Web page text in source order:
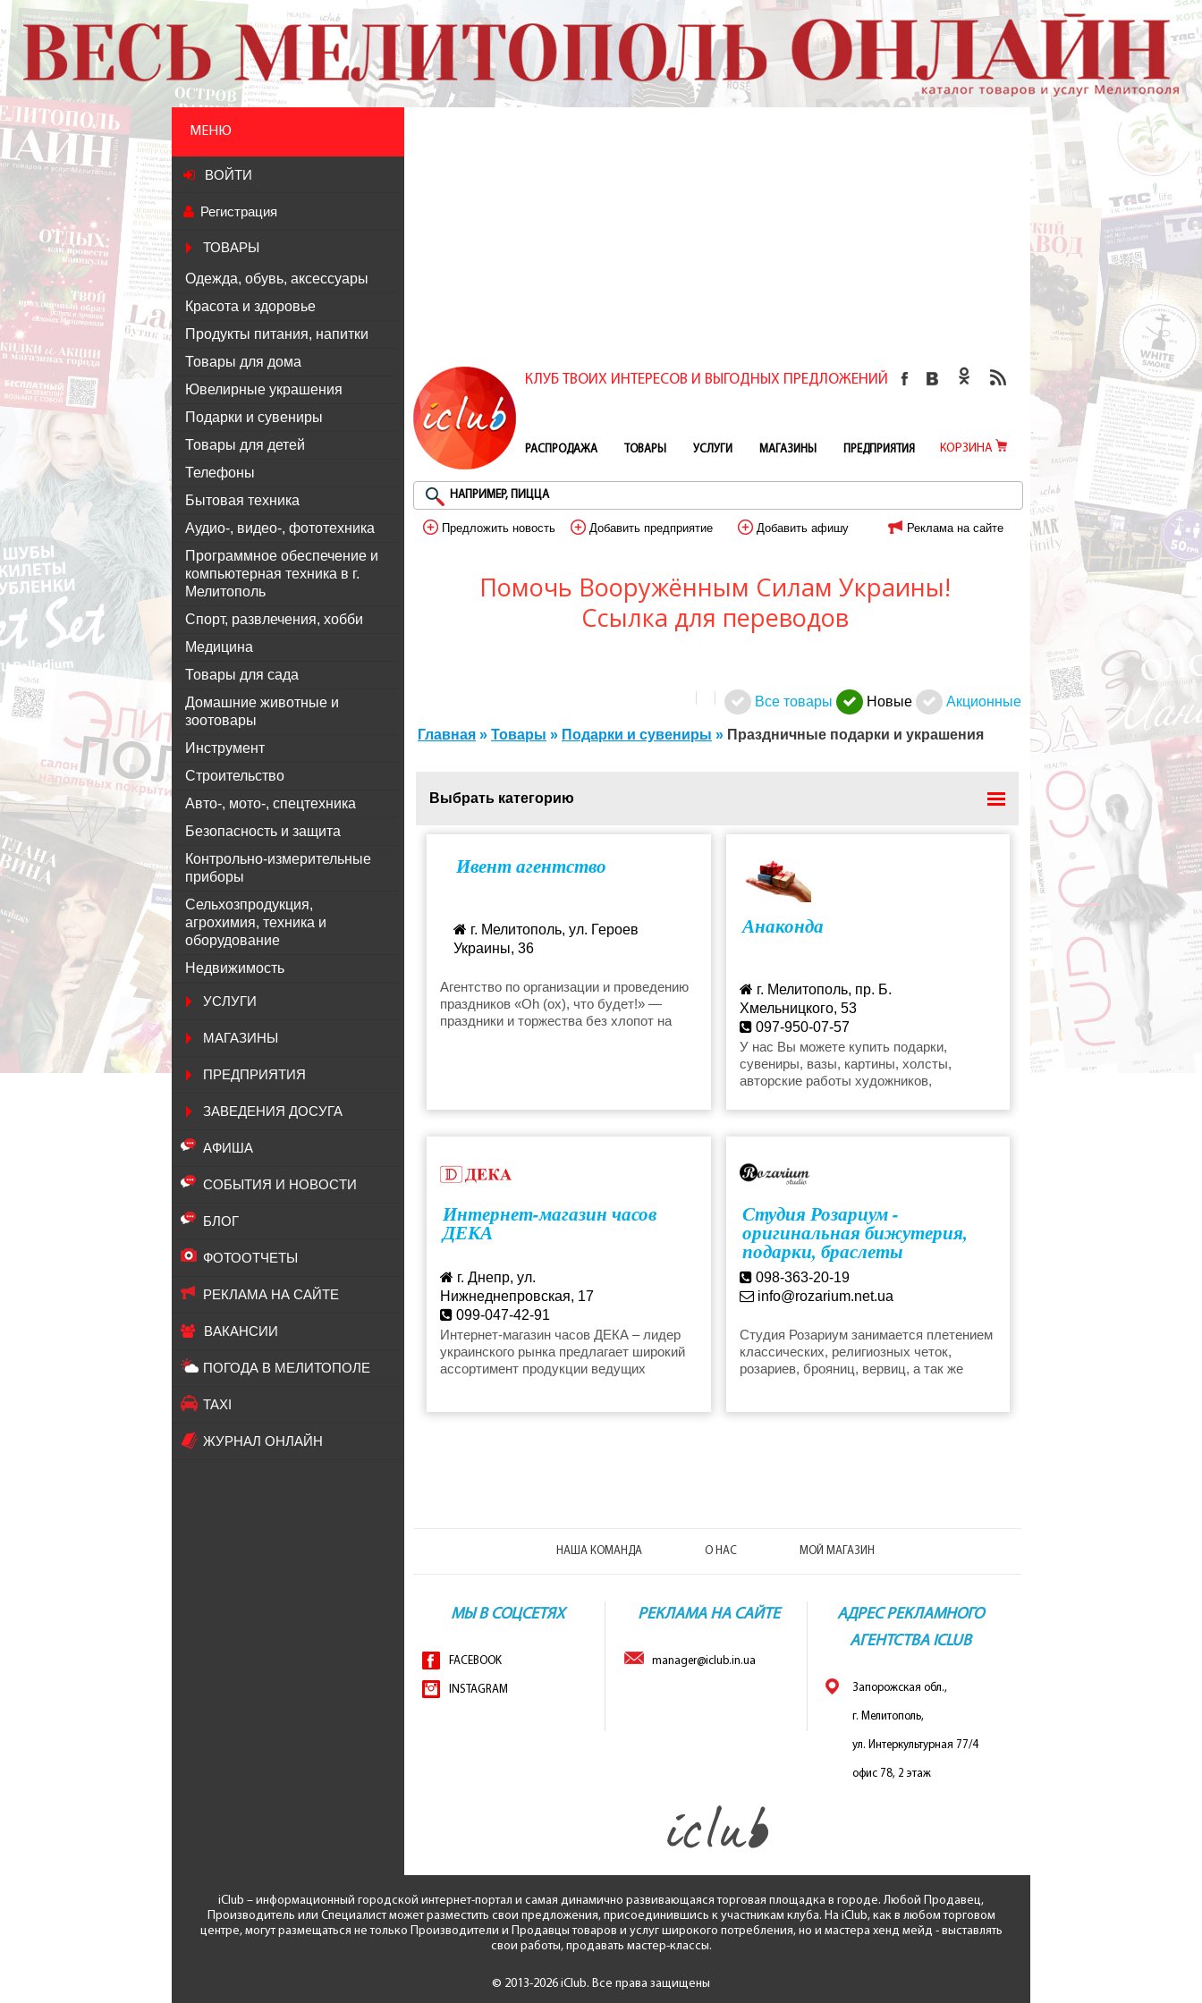
МЕНЮ
ВОЙТИ
Регистрация
ТОВАРЫ
Одежда, обувь, аксессуары
Красота и здоровье
Продукты питания, напитки
Товары для дома
Ювелирные украшения
Подарки и сувениры
Товары для детей
Телефоны
Бытовая техника
Аудио-, видео-, фототехника
Программное обеспечение и
компьютерная техника в г.
Мелитополь
Спорт, развлечения, хобби
Медицина
Товары для сада
Домашние животные и
зоотовары
Инструмент
Строительство
Авто-, мото-, спецтехника
Безопасность и защита
Контрольно-измерительные
приборы
Сельхозпродукция,
агрохимия, техника и
оборудование
Недвижимость
УСЛУГИ
МАГАЗИНЫ
ПРЕДПРИЯТИЯ
ЗАВЕДЕНИЯ ДОСУГА
АФИША
СОБЫТИЯ И НОВОСТИ
БЛОГ
ФОТООТЧЕТЫ
РЕКЛАМА НА САЙТЕ
ВАКАНСИИ
ПОГОДА В МЕЛИТОПОЛЕ
TAXI
ЖУРНАЛ ОНЛАЙН
КЛУБ ТВОИХ ИНТЕРЕСОВ И ВЫГОДНЫХ ПРЕДЛОЖЕНИЙ
РАСПРОДАЖА ТОВАРЫ УСЛУГИ МАГАЗИНЫ ПРЕДПРИЯТИЯ КОРЗИНА
Предложить новость Добавить предприятие Добавить афишу Реклама на сайте
Помочь Вооружённым Силам Украины!
Ссылка для переводов
Все товары Новые Акционные
Главная » Товары » Подарки и сувениры » Праздничные подарки и украшения
Выбрать категорию
Ивент агентство
г. Мелитополь, ул. Героев
Украины, 36
Агентство по организации и проведению
праздников «Oh (ох), что будет!» —
праздники и торжества без хлопот на
и текстиль в стиле прованс будут
Анаконда
г. Мелитополь, пр. Б.
Хмельницкого, 53
097-950-07-57
430074@rambler.ru
У нас Вы можете купить подарки,
сувениры, вазы, картины, холсты,
авторские работы художников,
декора, изготовление рамок,
аксессуары.
Интернет-магазин часов
ДЕКА
г. Днепр, ул.
Нижнеднепровская, 17
099-047-42-91
deka-melitopol@yandex.ru
Интернет-магазин часов ДЕКА – лидер
украинского рынка предлагает широкий
ассортимент продукции ведущих
Студия Розариум -
оригинальная бижутерия,
подарки, браслеты
шамбала, сербская
брояница
098-363-20-19
info@rozarium.net.ua
Студия Розариум занимается плетением
классических, религиозных четок,
розариев, брояниц, вервиц, а так же
НАША КОМАНДА О НАС МОЙ МАГАЗИН
МЫ В СОЦСЕТЯХ
FACEBOOK
INSTAGRAM
РЕКЛАМА НА САЙТЕ
manager@iclub.in.ua
АДРЕС РЕКЛАМНОГО
АГЕНТСТВА ICLUB
Запорожская обл.,
г. Мелитополь,
ул. Интеркультурная 77/4
офис 78, 2 этаж
iClub – информационный городской интернет-портал и самая динамично развивающаяся торговая площадка в городе. Любой Продавец,
Производитель или Специалист может разместить свои предложения, присоединившись к участникам клуба. На iClub, как в любом торговом
центре, могут размещаться не только Производители и Продавцы товаров и услуг широкого потребления, но и мастера хенд мейд - выставлять
свои работы, продавать мастер-классы.
© 2013-2026 iClub. Все права защищены